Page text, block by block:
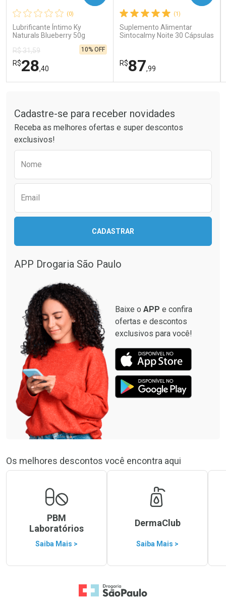
Comprar sem Desconto
Por R$ 41,99/cada
Comprar sem Desconto
Por R$ 41,99/cada
Comprar sem Desconto
Por R$ 26,99/cada
Comprar sem Desconto
Por R$ 26,99/cada
(0)
Lubrificante Íntimo Ky
Naturals Blueberry 50g
R$ 31,59
R$28,40
10% OFF
Laboratório
Comprar sem Desconto
Por Menos
Comprar sem Desconto
(1)
Suplemento Alimentar
Sintocalmy Noite 30 Cápsulas
R$87,99
Laboratório
Comprar sem Desconto
Por Menos
Comprar sem Desconto
Cadastre-se para receber novidades
Receba as melhores ofertas e super descontos
exclusivos!
Nome
Email
CADASTRAR
APP Drogaria São Paulo
Baixe o APP e confira
ofertas e descontos
exclusivos para você!
Os melhores descontos você encontra aqui
PBM
Laboratórios
Saiba Mais >
DermaClub
Saiba Mais >
Ir para a Home